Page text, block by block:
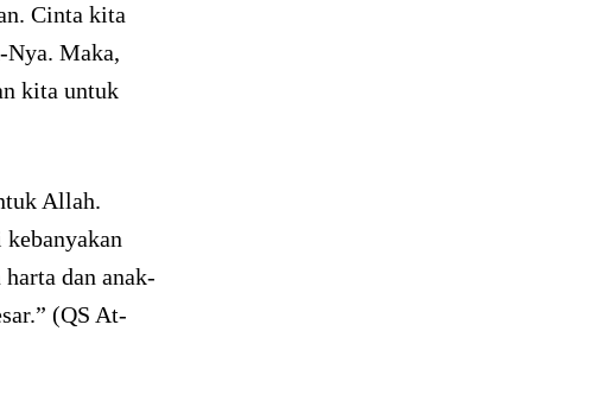
Cinta kita
Nya. Maka,
kita untuk
Allah.
dan anak-
(QS At-